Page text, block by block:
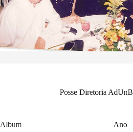
Posse Diretoria AdUnB
Album Ano